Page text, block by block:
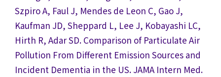
Szpiro A, Faul J, Mendes de Leon C, Gao J,
Kaufman JD, Sheppard L, Lee J, Kobayashi LC,
Hirth R, Adar SD. Comparison of Particulate Air
Pollution From Different Emission Sources and
Incident Dementia in the US. JAMA Intern Med.